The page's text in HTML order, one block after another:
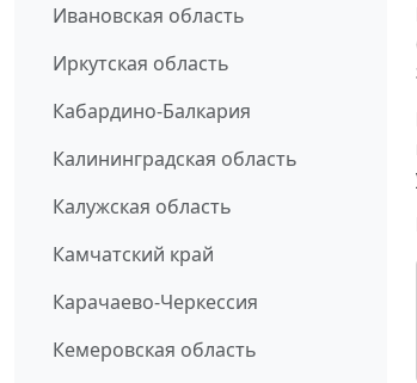
Ивановская область
Иркутская область
Кабардино-Балкария
Калининградская область
Калужская область
Камчатский край
Карачаево-Черкессия
Кемеровская область